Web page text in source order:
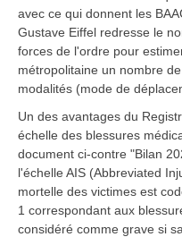
avec ce qui donnent les
Gustave Eiffel redresse le
forces de l'ordre pour
métropolitaine un nombre
modalités (mode de
Un des avantages du
échelle des blessures
document ci-contre "Bilan
l'échelle AIS (Abbreviated
mortelle des victimes est
1 correspondant aux
considéré comme grave si